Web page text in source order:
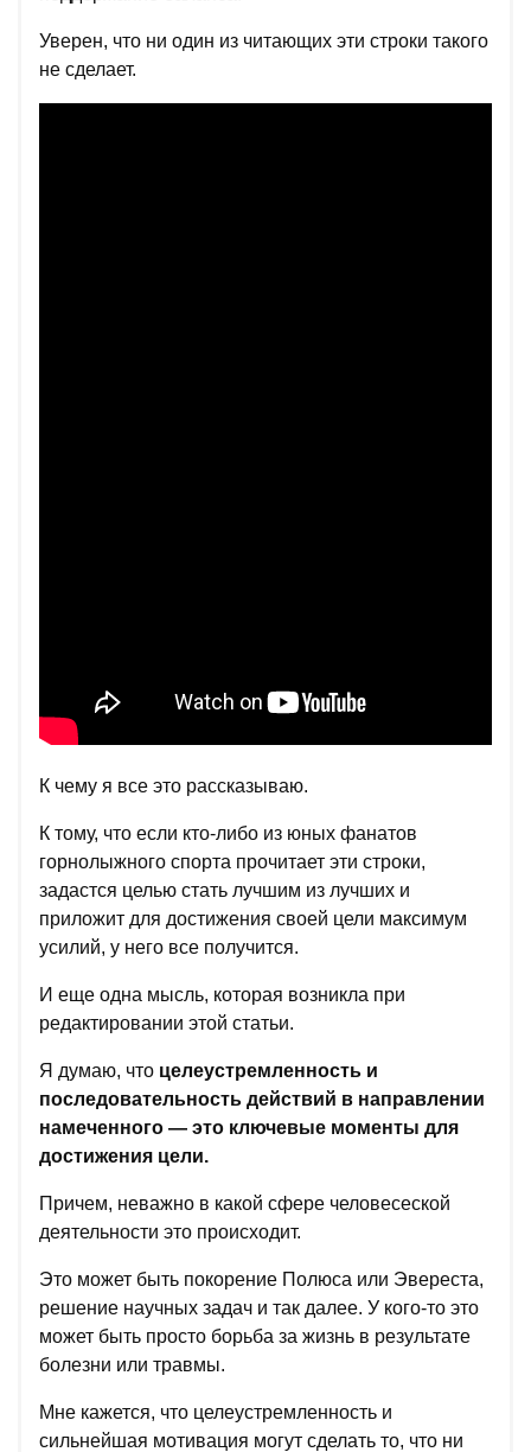
Уверен, что ни один из читающих эти строки такого
не сделает.
К чему я все это рассказываю.
К тому, что если кто-либо из юных фанатов
горнолыжного спорта прочитает эти строки,
задастся целью стать лучшим из лучших и
приложит для достижения своей цели максимум
усилий, у него все получится.
И еще одна мысль, которая возникла при
редактировании этой статьи.
Я думаю, что целеустремленность и
последовательность действий в направлении
намеченного — это ключевые моменты для
достижения цели.
Причем, неважно в какой сфере человесеской
деятельности это происходит.
Это может быть покорение Полюса или Эвереста,
решение научных задач и так далее. У кого-то это
может быть просто борьба за жизнь в результате
болезни или травмы.
Мне кажется, что целеустремленность и
сильнейшая мотивация могут сделать то, что ни